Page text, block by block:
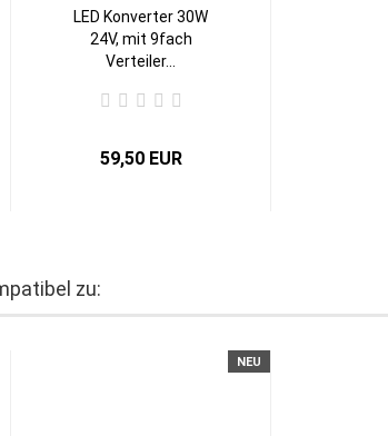
LED Konverter 30W
24V, mit 9fach
Verteiler...
59,50 EUR
zu:
NEU